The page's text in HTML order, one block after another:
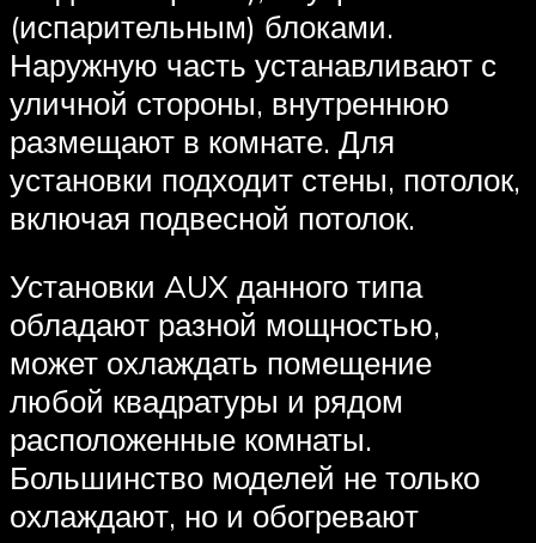
(испарительным) блоками.
Наружную часть устанавливают с
уличной стороны, внутреннюю
размещают в комнате. Для
установки подходит стены, потолок,
включая подвесной потолок.
Установки AUX данного типа
обладают разной мощностью,
может охлаждать помещение
любой квадратуры и рядом
расположенные комнаты.
Большинство моделей не только
охлаждают, но и обогревают